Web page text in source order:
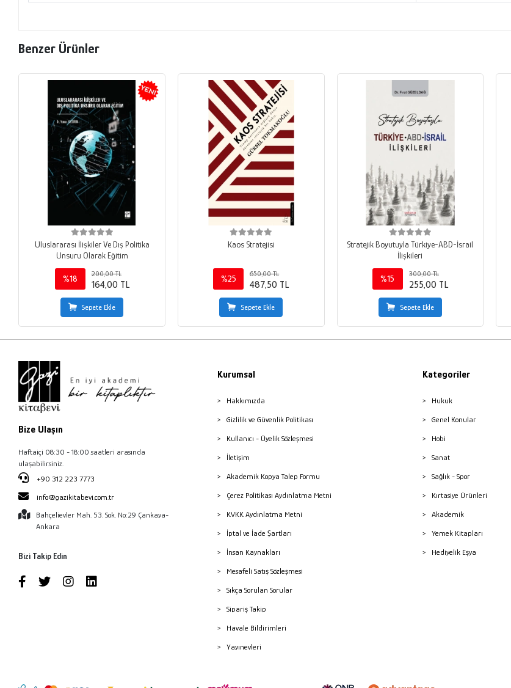
Benzer Ürünler
Uluslararası İlişkiler Ve Dış Politika
Unsuru Olarak Eğitim
%18
200,00 TL
164,00 TL
Sepete Ekle
Kaos Stratejisi
%25
650,00 TL
487,50 TL
Sepete Ekle
Stratejik Boyutuyla Türkiye-ABD-İsrail
İlişkileri
%15
300,00 TL
255,00 TL
Sepete Ekle
Bize Ulaşın
Haftaiçi 08:30 - 18:00 saatleri arasında
ulaşabilirsiniz.
+90 312 223 7773
info@gazikitabevi.com.tr
Bahçelievler Mah. 53. Sok. No:29 Çankaya-
Ankara
Bizi Takip Edin
Kurumsal
Hakkımızda
Gizlilik ve Güvenlik Politikası
Kullanıcı - Üyelik Sözleşmesi
İletişim
Akademik Kopya Talep Formu
Çerez Politikası Aydınlatma Metni
KVKK Aydınlatma Metni
İptal ve İade Şartları
İnsan Kaynakları
Mesafeli Satış Sözleşmesi
Sıkça Sorulan Sorular
Sipariş Takip
Havale Bildirimleri
Yayınevleri
Kategoriler
Hukuk
Genel Konular
Hobi
Sanat
Sağlık - Spor
Kırtasiye Ürünleri
Akademik
Yemek Kitapları
Hediyelik Eşya